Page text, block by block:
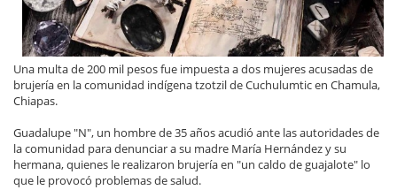
Una multa de 200 mil pesos fue impuesta a dos mujeres acusadas de
brujería en la comunidad indígena tzotzil de Cuchulumtic en Chamula,
Chiapas.
Guadalupe "N", un hombre de 35 años acudió ante las autoridades de
la comunidad para denunciar a su madre María Hernández y su
hermana, quienes le realizaron brujería en "un caldo de guajalote" lo
que le provocó problemas de salud.